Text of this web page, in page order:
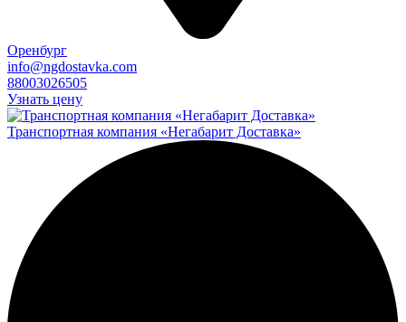
Оренбург
info@ngdostavka.com
88003026505
Узнать цену
Транспортная компания «Негабарит Доставка»